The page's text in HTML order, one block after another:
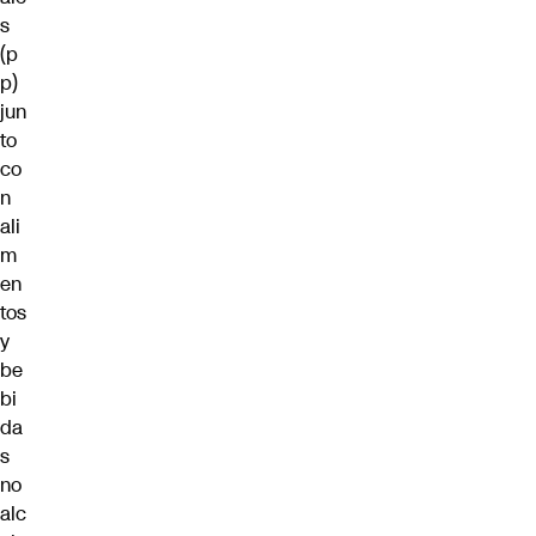
s
(p
p)
jun
to
co
n
ali
m
en
tos
y
be
bi
da
s
no
alc